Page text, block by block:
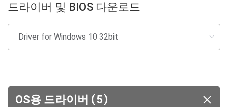
드라이버 및 BIOS 다운로드
OS용 드라이버 (5)